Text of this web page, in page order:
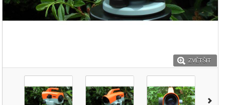
ZVĚTŠIT